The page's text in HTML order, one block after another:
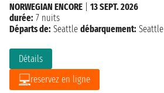
Détails
reservez en ligne
NORWEGIAN ENCORE
13 SEPT. 2026
durée: 7 nuits
Départs de: Seattle débarquement: Seattle